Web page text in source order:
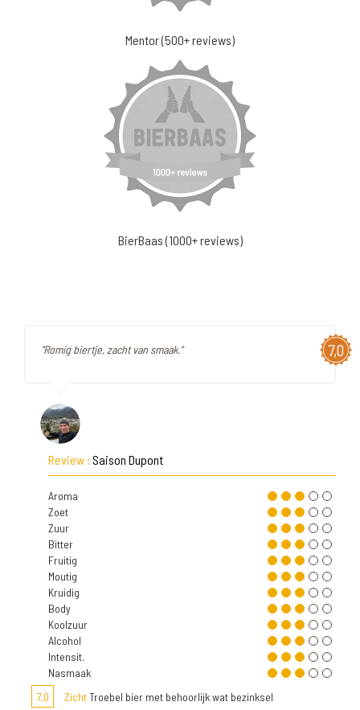
Mentor (500+ reviews)
BierBaas (1000+ reviews)
7,0
"Romig biertje, zacht van smaak."
Review : Saison Dupont
Aroma
Zoet
Zuur
Bitter
Fruitig
Moutig
Kruidig
Body
Koolzuur
Alcohol
Intensit.
Nasmaak
7,0
ZichtTroebel bier met behoorlijk wat bezinksel